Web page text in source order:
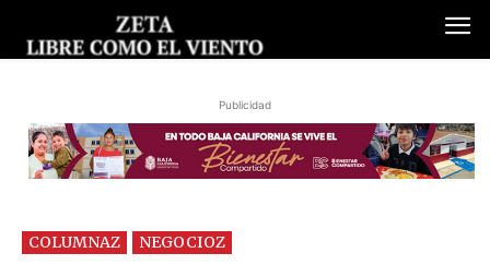
Publicidad
COLUMNAZ NEGOCIOZ